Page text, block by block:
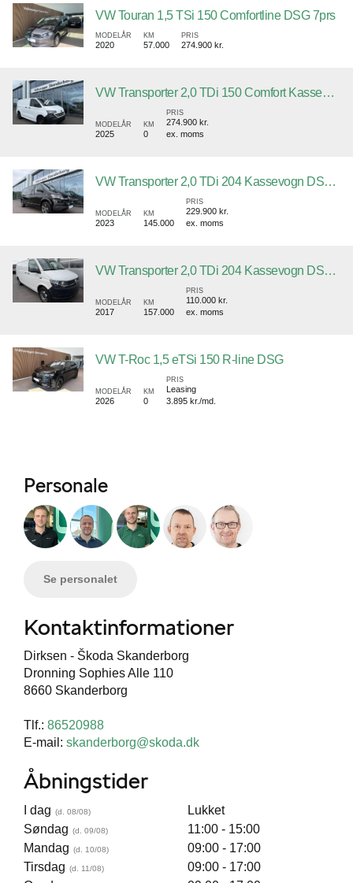
VW Touran 1,5 TSi 150 Comfortline DSG 7prs
MODELÅR
2020
KM
57.000
PRIS
274.900 kr.
VW Transporter 2,0 TDi 150 Comfort Kassevogn SWB
MODELÅR
2025
KM
0
PRIS
274.900 kr.
ex. moms
VW Transporter 2,0 TDi 204 Kassevogn DSG lang
MODELÅR
2023
KM
145.000
PRIS
229.900 kr.
ex. moms
VW Transporter 2,0 TDi 204 Kassevogn DSG lang
MODELÅR
2017
KM
157.000
PRIS
110.000 kr.
ex. moms
VW T-Roc 1,5 eTSi 150 R-line DSG
MODELÅR
2026
KM
0
PRIS
Leasing
3.895 kr./md.
Personale
Se personalet
Kontaktinformationer
Dirksen - Škoda Skanderborg
Dronning Sophies Alle 110
8660 Skanderborg
Tlf.: 86520988
E-mail: skanderborg@skoda.dk
Åbningstider
I dag
Lukket
Søndag
11:00 - 15:00
Mandag
09:00 - 17:00
Tirsdag
09:00 - 17:00